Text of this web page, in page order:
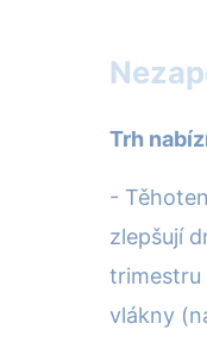
Trh
-
zlepšují
trimestru
vlákny